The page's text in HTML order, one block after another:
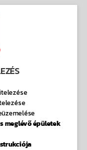
meglévő épületek